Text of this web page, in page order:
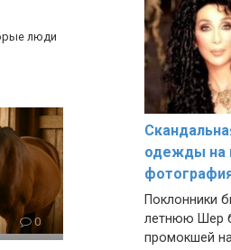
люди
0
одежды на
Поклонники
летнюю Шер
промокшей